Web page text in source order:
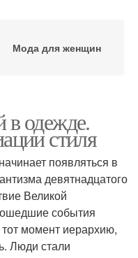
Мода для женщин
в одежде.
стиля
появляться в
девятнадцатого
Великой
события
момент иерархию,
Люди стали